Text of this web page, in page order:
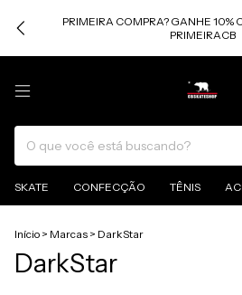
PRIMEIRA COMPRA? GANHE 10%
PRIMEIRACB
SKATE CONFECÇÃO TÊNIS
Início > Marcas > DarkStar
DarkStar